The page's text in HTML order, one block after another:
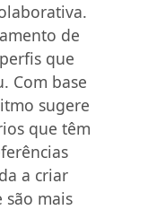
de
que
Com base
sugere
que têm
a criar
são mais